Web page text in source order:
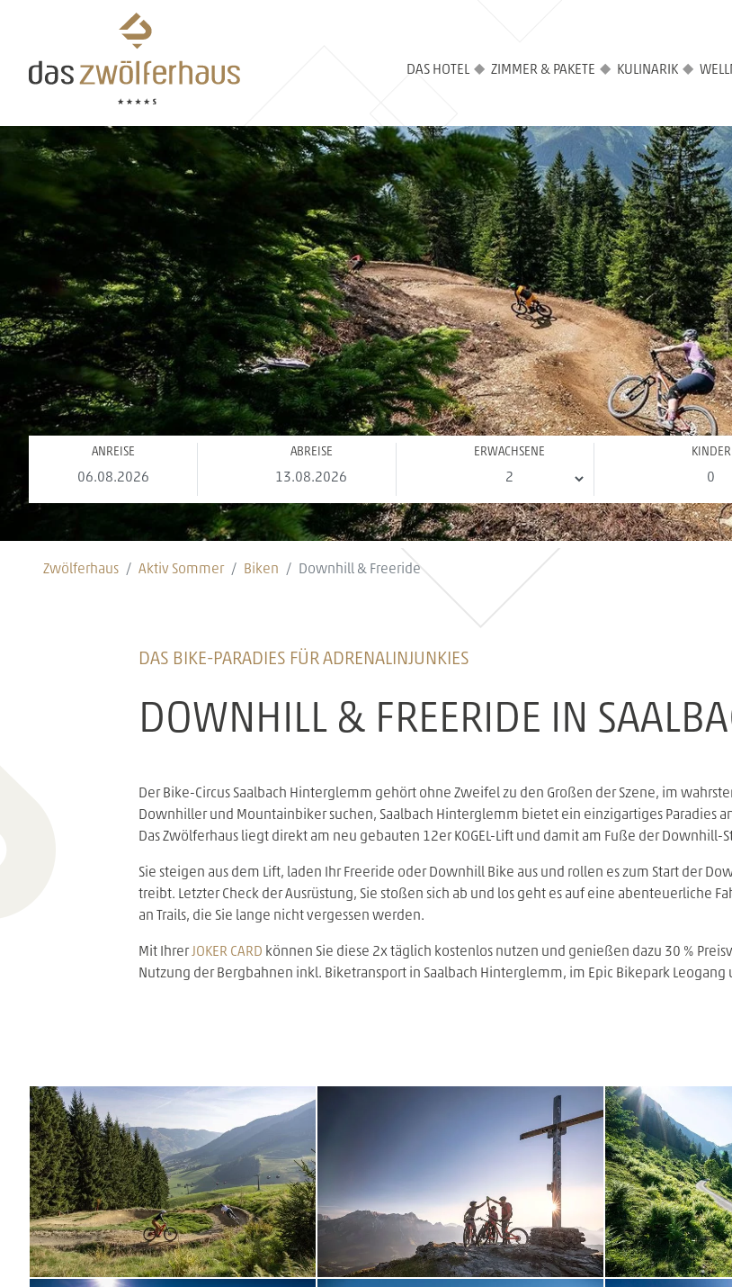
DAS HOTEL ZIMMER & PAKETE KULINARIK
ANREISE ABREISE ERWACHSENE KINDER
Zwölferhaus Aktiv Sommer Biken Downhill & Freeride
DAS BIKE-PARADIES FÜR ADRENALINJUNKIES
DOWNHILL & FREERIDE IN
Der Bike-Circus Saalbach Hinterglemm gehört ohne Zweifel zu den Großen der Szene, im
Downhiller und Mountainbiker suchen, Saalbach Hinterglemm bietet ein einzigartiges Paradies
Das Zwölferhaus liegt direkt am neu gebauten 12er KOGEL-Lift und damit am Fuße der Downhill-
Sie steigen aus dem Lift, laden Ihr Freeride oder Downhill Bike aus und rollen es zum Start der
treibt. Letzter Check der Ausrüstung, Sie stoßen sich ab und los geht es auf eine abenteuerliche
an Trails, die Sie lange nicht vergessen werden.
Mit IhrerJOKER CARD können Sie diese 2x täglich kostenlos nutzen und genießen dazu 30 %
Nutzung der Bergbahnen inkl. Biketransport in Saalbach Hinterglemm, im Epic Bikepark Leogang